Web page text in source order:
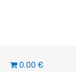
0.00 €